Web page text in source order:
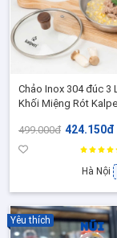
Chảo Inox 304 đúc 3
Khối Miệng Rót
Chống Nóng, Phù
bếp
499.000đ 424.150đ
Hà Nội
Yêu thích